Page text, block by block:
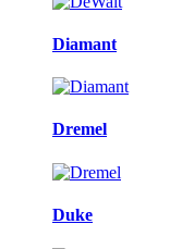
Diamant
Dremel
Duke